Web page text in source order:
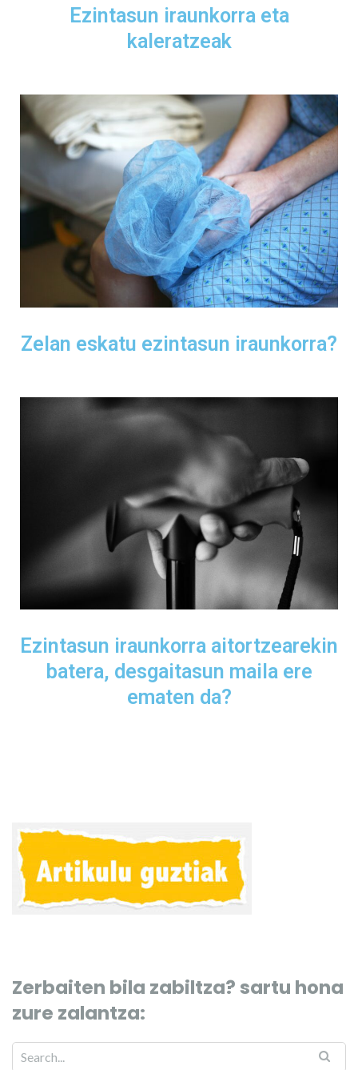
Ezintasun iraunkorra eta
kaleratzeak
Zelan eskatu ezintasun iraunkorra?
Ezintasun iraunkorra aitortzearekin
batera, desgaitasun maila ere
ematen da?
Zerbaiten bila zabiltza? sartu hona
zure zalantza: